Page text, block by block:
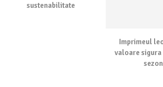
sustenabilitate
Imprimeul
valoare sigura
sezon